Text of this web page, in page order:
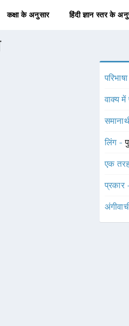
कक्षा के अनुसार हिंदी ज्ञान स्तर के
वाक्य
लिंग -
एक